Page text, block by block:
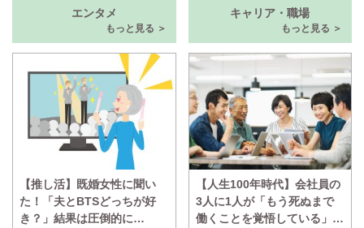
エンタメ
もっと見る ＞
【推し活】既婚女性に聞い
た！「夫とBTSどっちが好
き？」結果は圧倒的に…
キャリア・職場
もっと見る ＞
【人生100年時代】会社員の
3人に1人が「もう死ぬまで
働くことを覚悟している」と